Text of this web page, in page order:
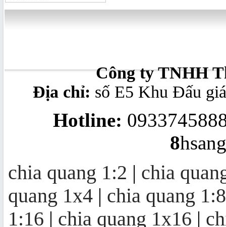
Bộ chuyển đổi quang - điện
10/100/1000Mb
Bộ thu quang FTTH OR20 | mini
node OR20
Công ty TNHH
Địa chỉ: số E5 Khu Đấu
Hotline:
8
chia quang 1:2 | chia
quang 1x4 | chia quang 1:8
1:16 | chia quang 1x16 |